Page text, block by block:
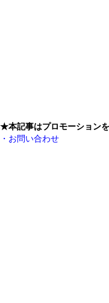
★本記事はプロモーション
・お問い合わせ